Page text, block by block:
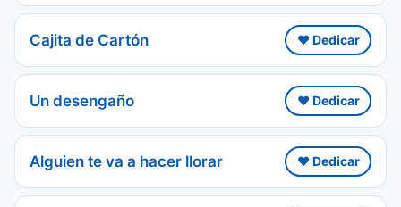
Cajita de Cartón ❤️ Dedicar
Un desengaño ❤️ Dedicar
Alguien te va a hacer llorar ❤️ Dedicar